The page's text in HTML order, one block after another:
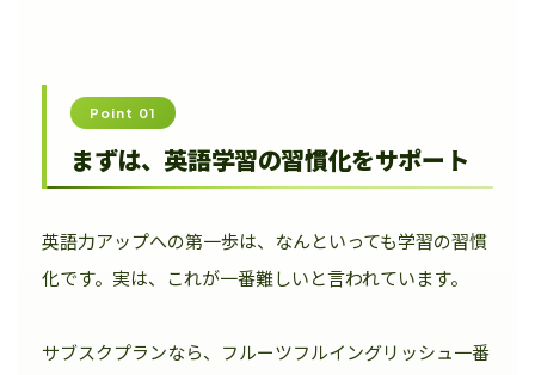
Point 01
まずは、英語学習の習慣化をサポート
英語力アップへの第一歩は、なんといっても学習の習慣
化です。実は、これが一番難しいと言われています。
サブスクプランなら、フルーツフルイングリッシュ一番